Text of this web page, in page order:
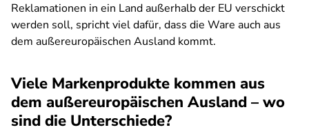
Reklamationen in ein Land außerhalb der EU verschickt
werden soll, spricht viel dafür, dass die Ware auch aus
dem außereuropäischen Ausland kommt.
Viele Markenprodukte kommen aus
dem außereuropäischen Ausland – wo
sind die Unterschiede?